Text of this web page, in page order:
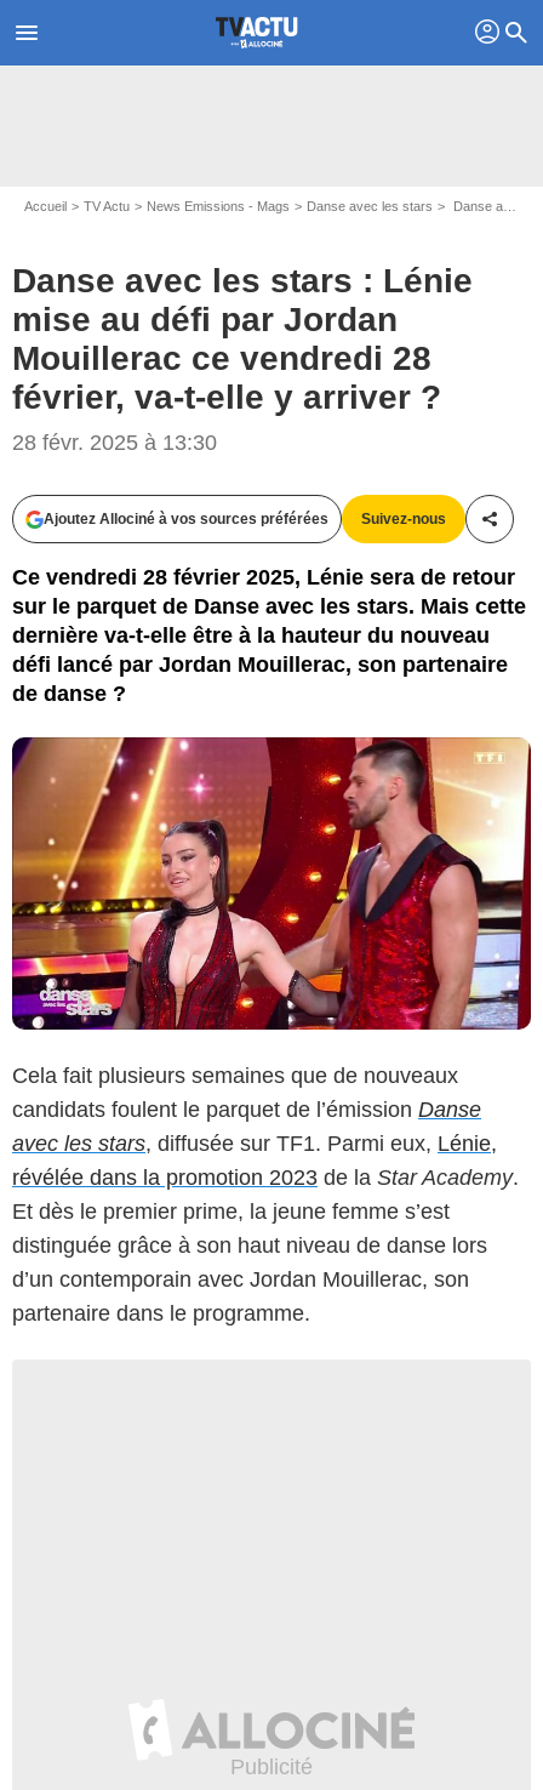
menu profil search
Accueil TV Actu News Emissions - Mags Danse avec les stars Danse avec les stars : Lénie mise au défi par Jordan Mouillerac ce vendredi 28 février, va-t-elle y arriver ?
Danse avec les stars : Lénie
mise au défi par Jordan
Mouillerac ce vendredi 28
février, va-t-elle y arriver ?
28 févr. 2025 à 13:30
Ajoutez Allociné à vos sources préférées Suivez-nous
Ce vendredi 28 février 2025, Lénie sera de retour
sur le parquet de Danse avec les stars. Mais cette
dernière va-t-elle être à la hauteur du nouveau
défi lancé par Jordan Mouillerac, son partenaire
de danse ?
Cela fait plusieurs semaines que de nouveaux
candidats foulent le parquet de l’émission Danse
avec les stars, diffusée sur TF1. Parmi eux, Lénie,
révélée dans la promotion 2023 de la Star Academy.
Et dès le premier prime, la jeune femme s’est
distinguée grâce à son haut niveau de danse lors
d’un contemporain avec Jordan Mouillerac, son
partenaire dans le programme.